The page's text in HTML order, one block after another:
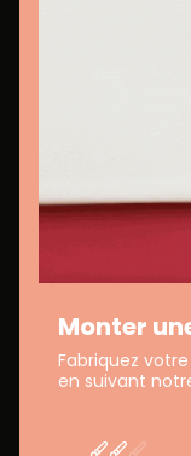
Monter
Fabriquez
en suivant